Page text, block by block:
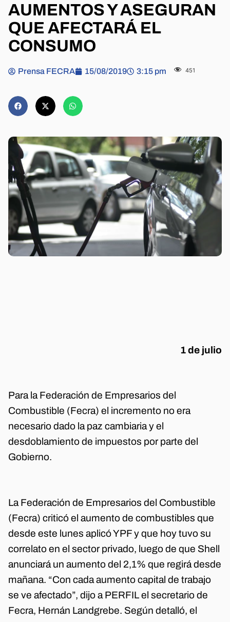
AUMENTOS Y ASEGURAN
QUE AFECTARÁ EL
CONSUMO
Prensa FECRA 15/08/2019 3:15 pm 451
1 de julio
Para la Federación de Empresarios del
Combustible (Fecra) el incremento no era
necesario dado la paz cambiaria y el
desdoblamiento de impuestos por parte del
Gobierno.
La Federación de Empresarios del Combustible
(Fecra) criticó el aumento de combustibles que
desde este lunes aplicó YPF y que hoy tuvo su
correlato en el sector privado, luego de que Shell
anunciará un aumento del 2,1% que regirá desde
mañana. “Con cada aumento capital de trabajo
se ve afectado”, dijo a PERFIL el secretario de
Fecra, Hernán Landgrebe. Según detalló, el